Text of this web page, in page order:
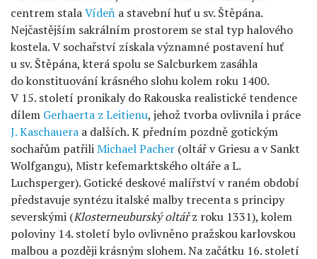
centrem stalaVídeň a stavební huť u sv. Štěpána.
Nejčastějším sakrálním prostorem se stal typ halového
kostela. V sochařství získala významné postavení huť
u sv. Štěpána, která spolu se Salcburkem zasáhla
do konstituování krásného slohu kolem roku 1400.
V 15. století pronikaly do Rakouska realistické tendence
dílem Gerhaerta z Leitienu, jehož tvorba ovlivnila i práce
J. Kaschauera a dalších. K předním pozdně gotickým
sochařům patřiliMichael Pacher (oltář v Griesu a v Sankt
Wolfgangu), Mistr kefemarktského oltáře a L.
Luchsperger). Gotické deskové malířství v raném období
představuje syntézu italské malby trecenta s principy
severskými (Klosterneuburský oltářz roku 1331), kolem
poloviny 14. století bylo ovlivněno pražskou karlovskou
malbou a později krásným slohem. Na začátku 16. století